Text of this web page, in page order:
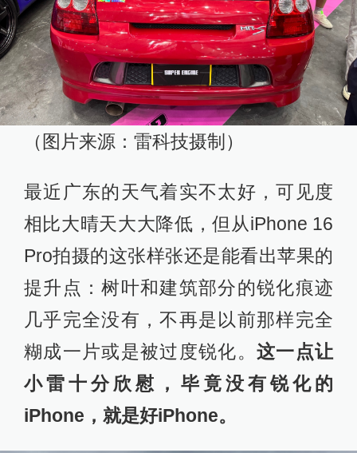
（图片来源：雷科技摄制）
最近广东的天气着实不太好，可见度
相比大晴天大大降低，但从iPhone 16
Pro拍摄的这张样张还是能看出苹果的
提升点：树叶和建筑部分的锐化痕迹
几乎完全没有，不再是以前那样完全
糊成一片或是被过度锐化。这一点让
小雷十分欣慰，毕竟没有锐化的
iPhone，就是好iPhone。